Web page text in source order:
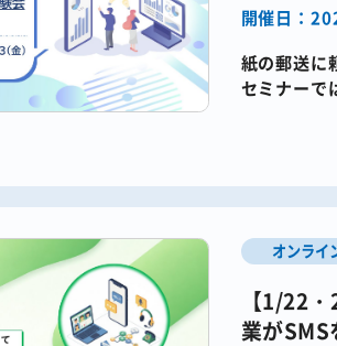
開催日：
紙の郵送に
セミナーで
オンライ
【1/22
業がSMS